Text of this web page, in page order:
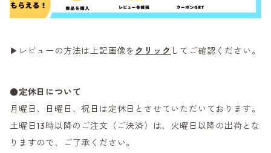
▶レビューの方法は上記画像を クリック してご確認ください。
●定休日について
月曜日、日曜日、祝日は定休日とさせていただいております。
土曜日13時以降のご注文（ご決済）は、火曜日以降の出荷とな
りますので、ご了承ください。